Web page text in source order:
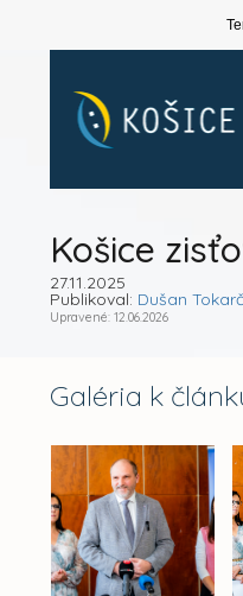
Košice
27.11.2025
Publikoval: Dušan
Upravené: 12.06.2026
Galéria k